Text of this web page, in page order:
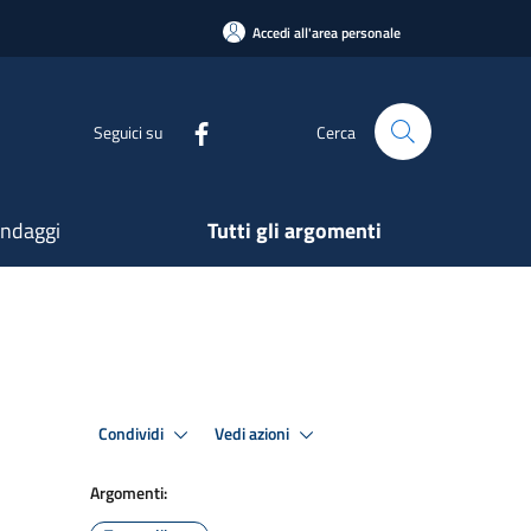
Accedi all'area personale
Seguici su Cerca
Tutti gli argomenti
Condividi Vedi azioni
Argomenti: